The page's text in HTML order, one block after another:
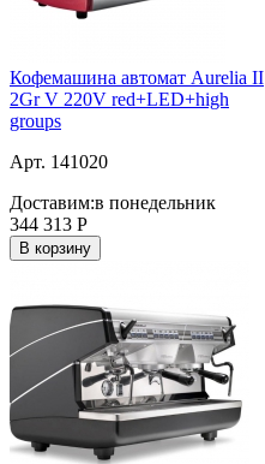
Кофемашина автомат Aurelia II
2Gr V 220V red+LED+high
groups
Арт. 141020
Доставим:в понедельник
344 313 Р
В корзину